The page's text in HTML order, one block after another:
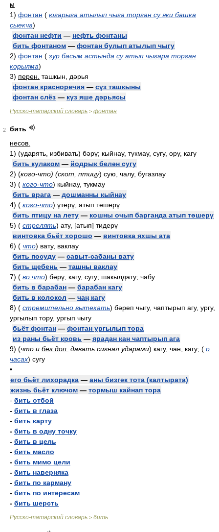
м
1) фонтан ( югарыга атылып чыга торган су яки башка
сыекча)
фонтан нефти — нефть фонтаны
бить фонтаном — фонтан булып атылып чыгу
2) фонтан ( зур басым астында су атып чыгара торган
корылма)
3) перен. ташкын, дәрья
фонтан красноречия — сүз ташкыны
фонтан слёз — күз яше дәрьясы
Русско-татарский словарь > фонтан
2
бить
несов.
1) (ударять, избивать) бәрү; кыйнау, тукмау, сугу, ору, кагу
бить кулаком — йодрык белән сугу
2) (кого-что) (скот, птицу) сую, чалу, бугазлау
3) ( кого-что) кыйнау, тукмау
бить врага — дошманны кыйнау
4) ( кого-что) үтерү, атып төшерү
бить птицу на лету — кошны очып барганда атып төшерү
5) ( стрелять) ату, [атып] тидерү
винтовка бьёт хорошо — винтовка яхшы ата
6) ( что) вату, ваклау
бить посуду — савыт-сабаны вату
бить щебень — ташны ваклау
7) ( во что) бәрү, кагу, сугу; шакылдату; чабу
бить в барабан — барабан кагу
бить в колокол — чаң кагу
8) ( стремительно вытекать) бәреп чыгу, чаптырып агу, ургу,
ургылып тору, ургып чыгу
бьёт фонтан — фонтан ургылып тора
из раны бьёт кровь — ярадан кан чаптырып ага
9) (что и без доп. давать сигнал ударами) кагу, чан, кагу; ( о
часах) сугу
•
его бьёт лихорадка — аны бизгәк тота (калтырата)
жизнь бьёт ключом — тормыш кайнап тора
- бить отбой
- бить в глаза
- бить карту
- бить в одну точку
- бить в цель
- бить масло
- бить мимо цели
- бить наверняка
- бить по карману
- бить по интересам
- бить шерсть
Русско-татарский словарь > бить